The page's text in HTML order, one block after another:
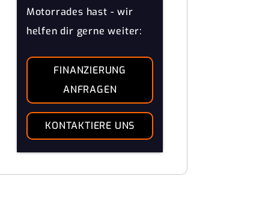
Motorrades hast - wir
helfen dir gerne weiter:
FINANZIERUNG
ANFRAGEN
KONTAKTIERE UNS